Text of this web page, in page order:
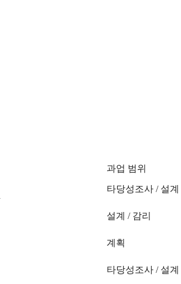
과업 범위
타당성조사 / 설계
설계 / 감리
계획
타당성조사 / 설계